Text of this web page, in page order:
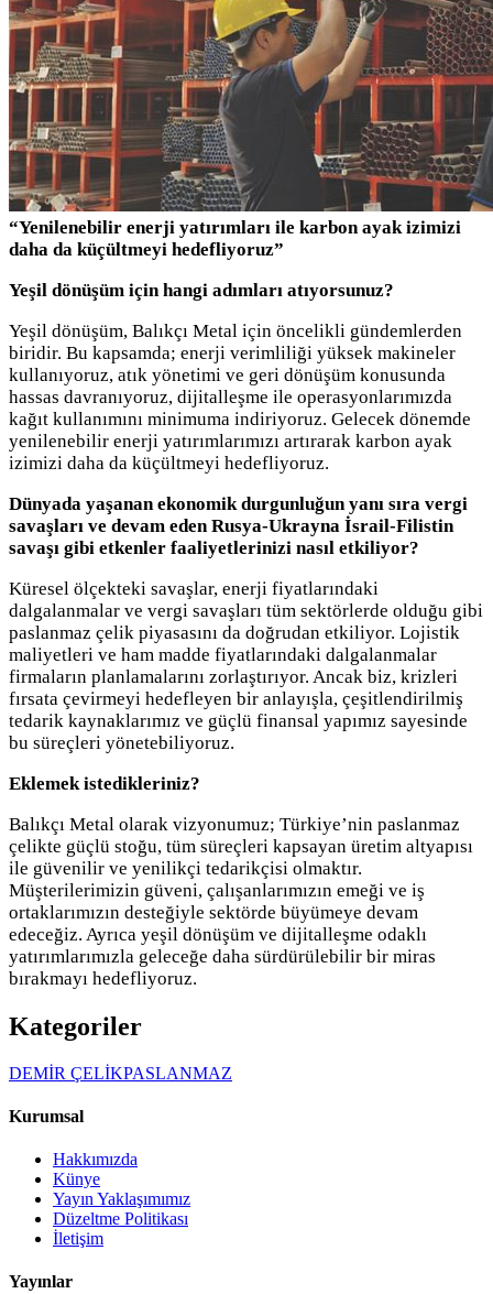
“Yenilenebilir enerji yatırımları ile karbon ayak izimizi
daha da küçültmeyi hedefliyoruz”
Yeşil dönüşüm için hangi adımları atıyorsunuz?
Yeşil dönüşüm, Balıkçı Metal için öncelikli gündemlerden
biridir. Bu kapsamda; enerji verimliliği yüksek makineler
kullanıyoruz, atık yönetimi ve geri dönüşüm konusunda
hassas davranıyoruz, dijitalleşme ile operasyonlarımızda
kağıt kullanımını minimuma indiriyoruz. Gelecek dönemde
yenilenebilir enerji yatırımlarımızı artırarak karbon ayak
izimizi daha da küçültmeyi hedefliyoruz.
Dünyada yaşanan ekonomik durgunluğun yanı sıra vergi
savaşları ve devam eden Rusya-Ukrayna İsrail-Filistin
savaşı gibi etkenler faaliyetlerinizi nasıl etkiliyor?
Küresel ölçekteki savaşlar, enerji fiyatlarındaki
dalgalanmalar ve vergi savaşları tüm sektörlerde olduğu gibi
paslanmaz çelik piyasasını da doğrudan etkiliyor. Lojistik
maliyetleri ve ham madde fiyatlarındaki dalgalanmalar
firmaların planlamalarını zorlaştırıyor. Ancak biz, krizleri
fırsata çevirmeyi hedefleyen bir anlayışla, çeşitlendirilmiş
tedarik kaynaklarımız ve güçlü finansal yapımız sayesinde
bu süreçleri yönetebiliyoruz.
Eklemek istedikleriniz?
Balıkçı Metal olarak vizyonumuz; Türkiye’nin paslanmaz
çelikte güçlü stoğu, tüm süreçleri kapsayan üretim altyapısı
ile güvenilir ve yenilikçi tedarikçisi olmaktır.
Müşterilerimizin güveni, çalışanlarımızın emeği ve iş
ortaklarımızın desteğiyle sektörde büyümeye devam
edeceğiz. Ayrıca yeşil dönüşüm ve dijitalleşme odaklı
yatırımlarımızla geleceğe daha sürdürülebilir bir miras
bırakmayı hedefliyoruz.
Kategoriler
DEMİR ÇELİKPASLANMAZ
Kurumsal
Hakkımızda
Künye
Yayın Yaklaşımımız
Düzeltme Politikası
İletişim
Yayınlar